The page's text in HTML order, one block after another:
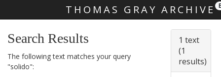
THOMAS GRAY ARCHIVE
Search Results
The following text matches your query
"solido":
1 text
(1
results)